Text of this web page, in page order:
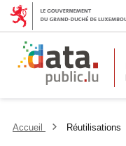
Accueil Réutilisations